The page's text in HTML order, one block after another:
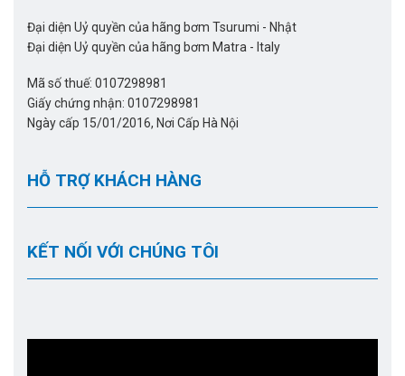
Đại diện Uỷ quyền của hãng bơm Tsurumi - Nhật
Đại diện Uỷ quyền của hãng bơm Matra - Italy
Mã số thuế: 0107298981
Giấy chứng nhận: 0107298981
Ngày cấp 15/01/2016, Nơi Cấp Hà Nội
HỖ TRỢ KHÁCH HÀNG
KẾT NỐI VỚI CHÚNG TÔI